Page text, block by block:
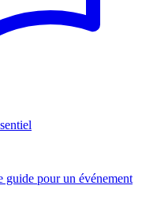
pour un événement